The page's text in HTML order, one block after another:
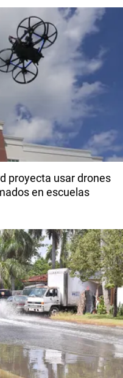
proyecta usar drones
en escuelas